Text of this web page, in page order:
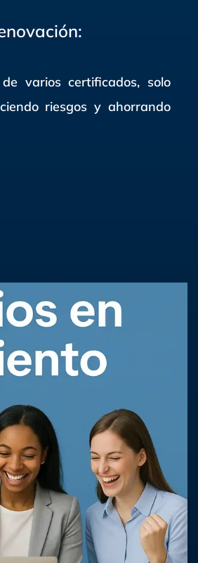
varios certificados, solo
riesgos y ahorrando